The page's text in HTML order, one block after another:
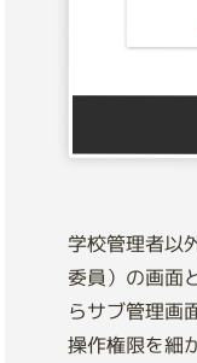
学校管理者以
委員）の画面
らサブ管理画
操作権限を細